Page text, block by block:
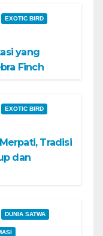
EXOTIC BIRD
yang
Finch
EXOTIC BIRD
Tradisi
dan
DUNIA SATWA